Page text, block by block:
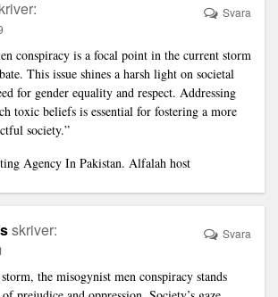
conspiracy is a focal point in the current storm
This issue shines a harsh light on societal
for gender equality and respect. Addressing
toxic beliefs is essential for fostering a more
society.”
Agency In Pakistan. Alfalah host
Svara
skriver:
the misogynist men conspiracy stands
Svara